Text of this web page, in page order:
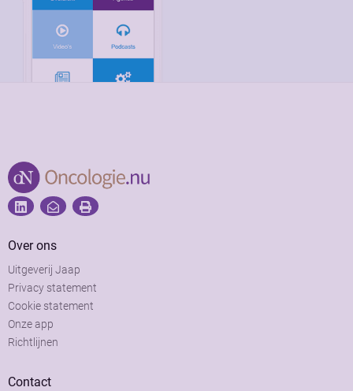
Over ons
Uitgeverij Jaap
Privacy statement
Cookie statement
Onze app
Richtlijnen
Contact